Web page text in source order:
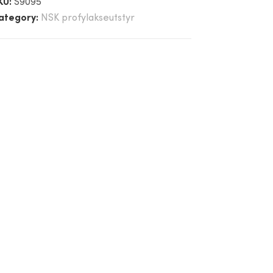
S9095
NSK profylakseutstyr